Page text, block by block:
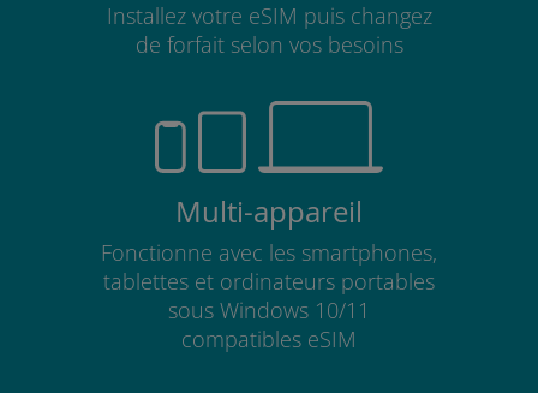
Installez votre eSIM puis changez
de forfait selon vos besoins
Multi-appareil
Fonctionne avec les smartphones,
tablettes et ordinateurs portables
sous Windows 10/11
compatibles eSIM